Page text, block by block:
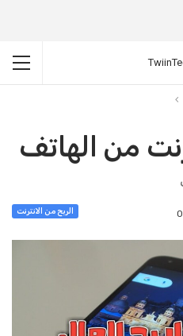
من الهاتف
الربح من الانترنت